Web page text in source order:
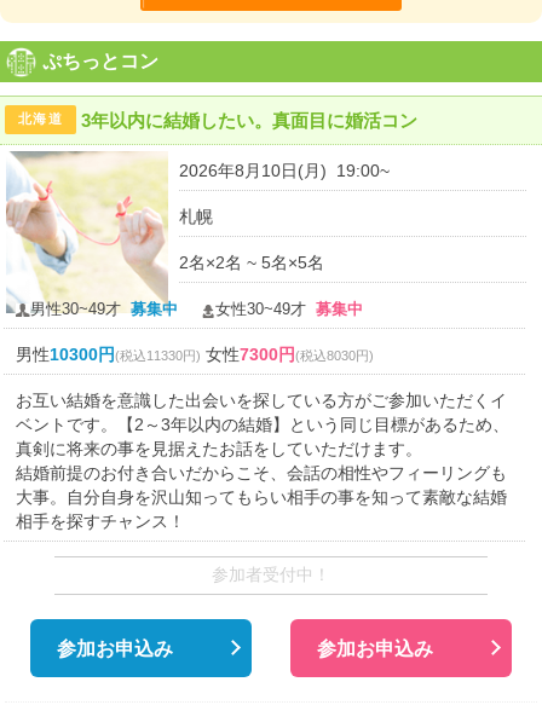
ぷちっとコン
北海道 3年以内に結婚したい。真面目に婚活コン
2026年8月10日(月) 19:00~
札幌
2名×2名 ~ 5名×5名
男性30~49才募集中 女性30~49才募集中
男性10300円(税込11330円) 女性7300円(税込8030円)
お互い結婚を意識した出会いを探している方がご参加いただくイ
ベントです。【2～3年以内の結婚】という同じ目標があるため、
真剣に将来の事を見据えたお話をしていただけます。
結婚前提のお付き合いだからこそ、会話の相性やフィーリングも
大事。自分自身を沢山知ってもらい相手の事を知って素敵な結婚
相手を探すチャンス！
参加者受付中！
参加お申込み 参加お申込み